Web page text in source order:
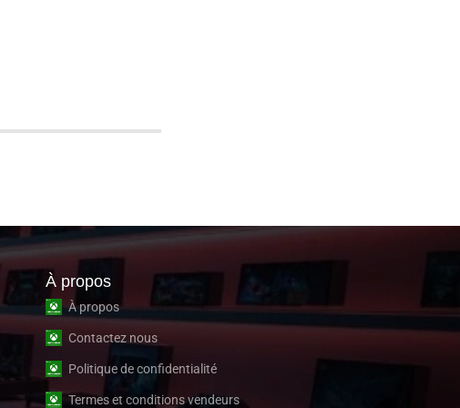
À propos
À propos
Contactez nous
Politique de confidentialité
Termes et conditions vendeurs